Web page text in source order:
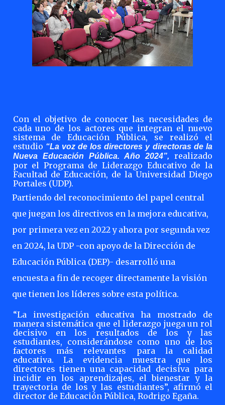
Con el objetivo de conocer las necesidades de
cada uno de los actores que integran el nuevo
sistema de
Educación Pública, se realizó el
estudio “La voz de los directores y directoras de la
Nueva Educación Pública. Año 2024”, realizado
por el Programa de Liderazgo Educativo de la
Facultad de Educación, de la Universidad Diego
Portales (UDP).
Partiendo del reconocimiento del papel central
que juegan los directivos en la mejora educativa,
por primera vez en 2022y ahora por segunda vez
en 2024, la UDP -con apoyo de la Dirección de
Educación Pública (DEP)- desarrolló una
encuesta a fin de recoger directamente la visión
que tienen los líderes sobre esta política.
“La investigación educativa ha mostrado
de
manera sistemática que el liderazgo juega un rol
decisivo
en los resultados de los y
las
estudiantes, considerándose como uno de los
factores más
relevantes para la
calidad
educativa.
La evidencia muestra que
los
directores tienen una capacidad decisiva para
incidir en los aprendizajes, el bienestar y la
trayectoria de los y las estudiantes”, afirmó el
director de Educación Pública, Rodrigo Egaña.